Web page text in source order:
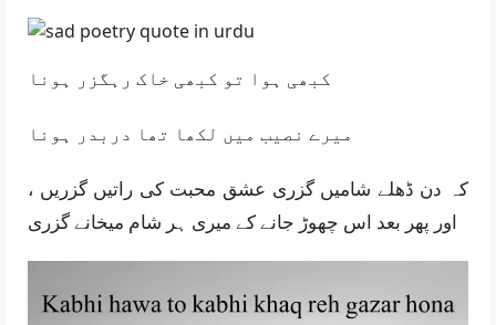
کبھی ہوا تو کبھی خاک رہگزر ہونا
میرے نصیب میں لکھا تھا دربدر ہونا
کہ دن ڈھلے شامیں گزری عشق محبت کی راتیں گزریں ،
اور پھر بعد اس چھوڑ جانے کے میری ہر شام میخانے گزری